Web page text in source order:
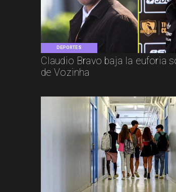
DEPORTES
Claudio Bravo baja la euforia
de Vozinha